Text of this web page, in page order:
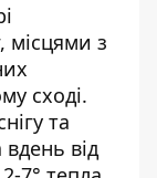
місцями з
сході.
та
від